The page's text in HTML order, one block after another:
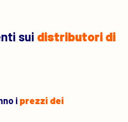
sui distributori di
i prezzi dei